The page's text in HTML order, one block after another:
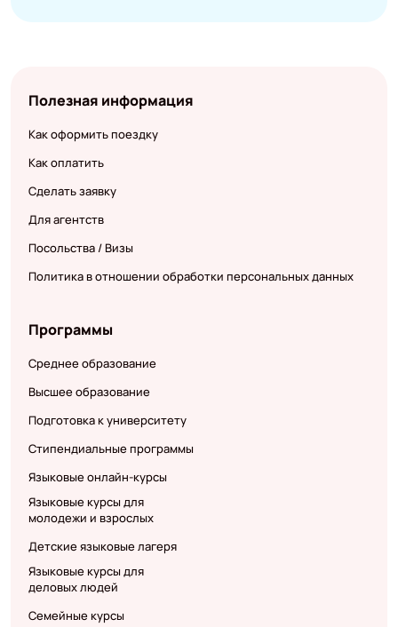
Полезная информация
Как оформить поездку
Как оплатить
Сделать заявку
Для агентств
Посольства / Визы
Политика в отношении обработки персональных данных
Программы
Среднее образование
Высшее образование
Подготовка к университету
Стипендиальные программы
Языковые онлайн-курсы
Языковые курсы для
молодежи и взрослых
Детские языковые лагеря
Языковые курсы для
деловых людей
Семейные курсы